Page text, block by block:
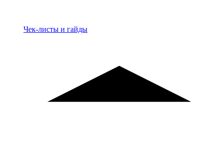
Материалы
Чек-листы и гайды